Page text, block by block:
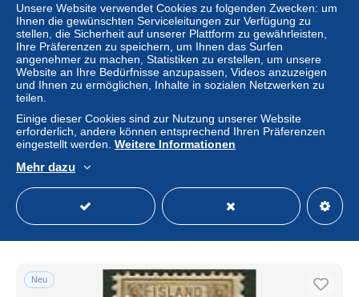
Iceland 1873 4Sk, On service, perf. 12.5, Stamp out of set,
± 52,02 $
Status Gewerblicher Händler
Neu
Unsere Website verwendet Cookies zu folgenden Zwecken: um
Ihnen die gewünschten Serviceleitungen zur Verfügung zu
stellen, die Sicherheit auf unserer Plattform zu gewährleisten,
Ihre Präferenzen zu speichern, um Ihnen das Surfen
angenehmer zu machen, Statistiken zu erstellen, um unsere
Website an Ihre Bedürfnisse anzupassen, Videos anzuzeigen
und Ihnen zu ermöglichen, Inhalte in sozialen Netzwerken zu
teilen.
Einige dieser Cookies sind zur Nutzung unserer Website
erforderlich, andere können entsprechend Ihren Präferenzen
eingestellt werden. Weitere Informationen
Mehr dazu